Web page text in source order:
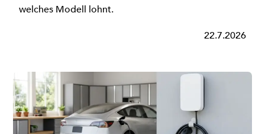
welches Modell lohnt.
22.7.2026